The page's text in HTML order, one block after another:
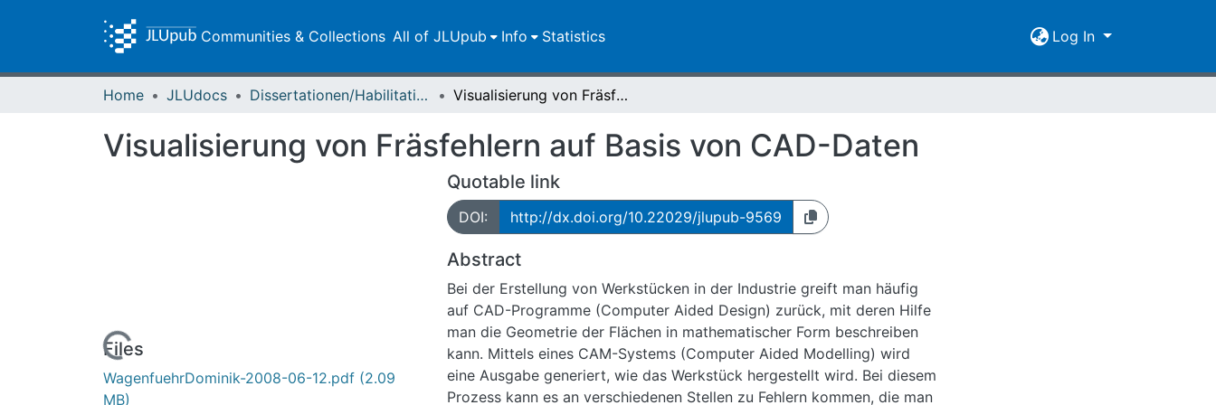
Communities & Collections All of JLUpub Info Statistics Log In
Home JLUdocs Dissertationen/Habilitationen Visualisierung von Fräsfehlern auf Basis von CAD-Daten
Visualisierung von Fräsfehlern auf Basis von CAD-Daten
Loading...
Files
WagenfuehrDominik-2008-06-12.pdf (2.09
MB)
Quotable link
DOI: http://dx.doi.org/10.22029/jlupub-9569
Abstract
Bei der Erstellung von Werkstücken in der Industrie greift man häufig
auf CAD-Programme (Computer Aided Design) zurück, mit deren Hilfe
man die Geometrie der Flächen in mathematischer Form beschreiben
kann. Mittels eines CAM-Systems (Computer Aided Modelling) wird
eine Ausgabe generiert, wie das Werkstück hergestellt wird. Bei diesem
Prozess kann es an verschiedenen Stellen zu Fehlern kommen, die man